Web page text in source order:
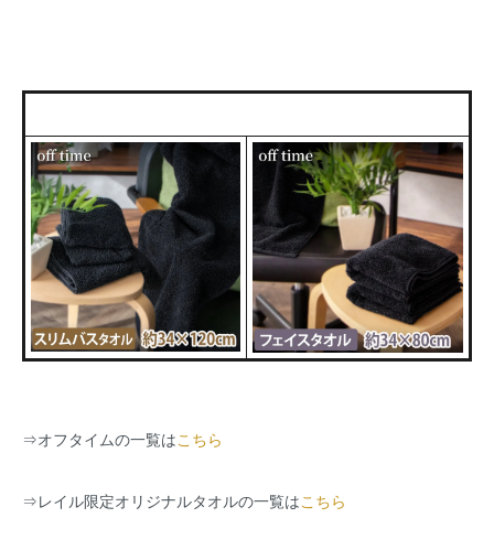
⇒オフタイムの一覧はこちら
⇒レイル限定オリジナルタオルの一覧はこちら